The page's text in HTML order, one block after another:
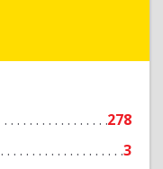
278
3
Подробнее